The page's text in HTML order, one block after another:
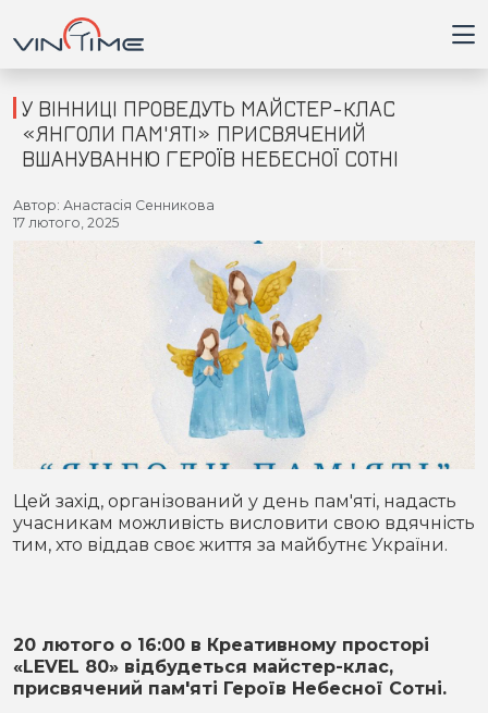
Головна
Війна
В кулуарах
Місто
Життя
Конфлікти
Спорт
У ВІННИЦІ ПРОВЕДУТЬ МАЙСТЕР-КЛАС
«ЯНГОЛИ ПАМ'ЯТІ» ПРИСВЯЧЕНИЙ
ВШАНУВАННЮ ГЕРОЇВ НЕБЕСНОЇ СОТНІ
Автор: Анастасія Сенникова
17 лютого, 2025
Цей захід, організований у день пам'яті, надасть
учасникам можливість висловити свою вдячність
тим, хто віддав своє життя за майбутнє України.
20 лютого о 16:00 в Креативному просторі
«LEVEL 80» відбудеться майстер-клас,
присвячений пам'яті Героїв Небесної Сотні.